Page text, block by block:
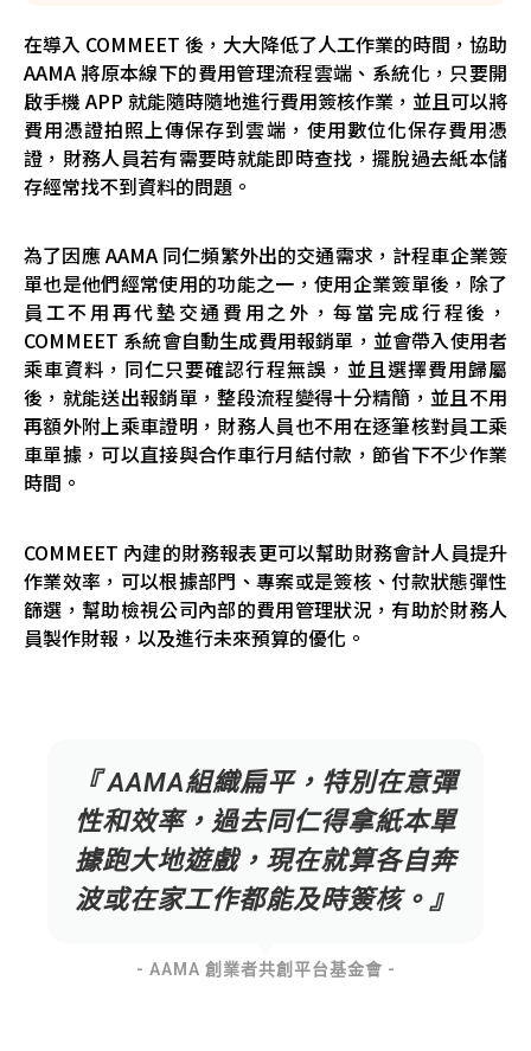
在導入 COMMEET 後，大大降低了人工作業的時間，協助
AAMA 將原本線下的費用管理流程雲端、系統化，只要開
啟手機 APP 就能隨時隨地進行費用簽核作業，並且可以將
費用憑證拍照上傳保存到雲端，使用數位化保存費用憑
證，財務人員若有需要時就能即時查找，擺脫過去紙本儲
存經常找不到資料的問題。
為了因應 AAMA 同仁頻繁外出的交通需求，計程車企業簽
單也是他們經常使用的功能之一，使用企業簽單後，除了
員工不用再代墊交通費用之外，每當完成行程後，
COMMEET 系統會自動生成費用報銷單，並會帶入使用者
乘車資料，同仁只要確認行程無誤，並且選擇費用歸屬
後，就能送出報銷單，整段流程變得十分精簡，並且不用
再額外附上乘車證明，財務人員也不用在逐筆核對員工乘
車單據，可以直接與合作車行月結付款，節省下不少作業
時間。
COMMEET 內建的財務報表更可以幫助財務會計人員提升
作業效率，可以根據部門、專案或是簽核、付款狀態彈性
篩選，幫助檢視公司內部的費用管理狀況，有助於財務人
員製作財報，以及進行未來預算的優化。
『 AAMA組織扁平，特別在意彈
性和效率，過去同仁得拿紙本單
據跑大地遊戲，現在就算各自奔
波或在家工作都能及時簽核。』
- AAMA 創業者共創平台基金會 -